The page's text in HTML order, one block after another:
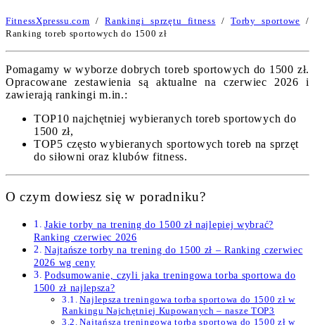
FitnessXpressu.com /Rankingi sprzętu fitness /Torby sportowe /
Ranking toreb sportowych do 1500 zł
Pomagamy w wyborze dobrych toreb sportowych do 1500 zł.
Opracowane zestawienia są aktualne na czerwiec 2026 i
zawierają rankingi m.in.:
TOP10 najchętniej wybieranych toreb sportowych do
1500 zł,
TOP5 często wybieranych sportowych toreb na sprzęt
do siłowni oraz klubów fitness.
O czym dowiesz się w poradniku?
Jakie torby na trening do 1500 zł najlepiej wybrać?
Ranking czerwiec 2026
Najtańsze torby na trening do 1500 zł – Ranking czerwiec
2026 wg ceny
Podsumowanie, czyli jaka treningowa torba sportowa do
1500 zł najlepsza?
Najlepsza treningowa torba sportowa do 1500 zł w
Rankingu Najchętniej Kupowanych – nasze TOP3
Najtańsza treningowa torba sportowa do 1500 zł w